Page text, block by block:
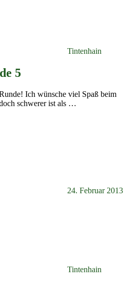
Tintenhain
5
Ich wünsche viel Spaß beim
schwerer ist als …
24. Februar 2013
Tintenhain